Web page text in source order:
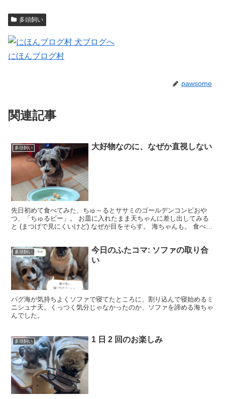
多頭飼い
にほんブログ村
pawsome
関連記事
多頭飼い 大好物なのに、なぜか直視しない
先日初めて食べてみた、ちゅ～るとササミのゴールデンコンビおや
つ、「ちゅるビー」。 お皿に入れたまま天ちゃんに差し出してみる
と (まつげで見にくいけど) なぜが目をそらす。 海ちゃんも。 食べた
多頭飼い
今日のふたコマ: ソファの取り合
い
パグ海が気持ちよくソファで寝てたところに、割り込んで寝始めるミ
ニシュナ天。くっつく気分じゃなかったのか、ソファを諦める海ちゃ
んでした。
多頭飼い 1 日 2 回のお楽しみ